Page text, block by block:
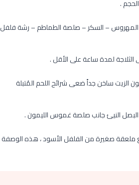
.
– السكر – صلصة الطماطم – رشة فلفل
لمدة ساعة على الأقل .
الزيت ساخن جداً ضعى شرائح اللحم المُتبلة
البصل النيئ جانب صلصة غموس الليمون .
3 ملعقة كبيرة عصير ليمون مع ملعقة صغيرة من الفلفل الأسود ، هذه الوصفة